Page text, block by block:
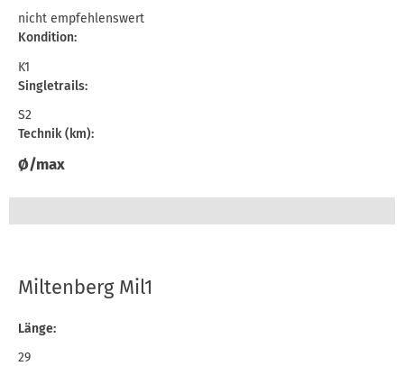
nicht empfehlenswert
Kondition:
K1
Singletrails:
S2
Technik (km):
Ø/max
Miltenberg Mil1
Länge:
29